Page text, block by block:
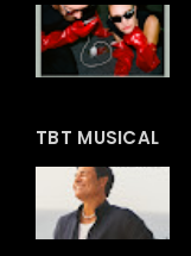
TBT MUSICAL